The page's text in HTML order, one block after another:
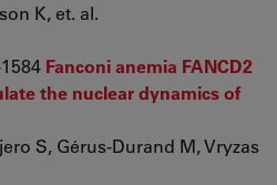
K, et. al.
Fanconi anemia FANCD2
the nuclear dynamics of
S, Gérus-Durand M, Vryzas